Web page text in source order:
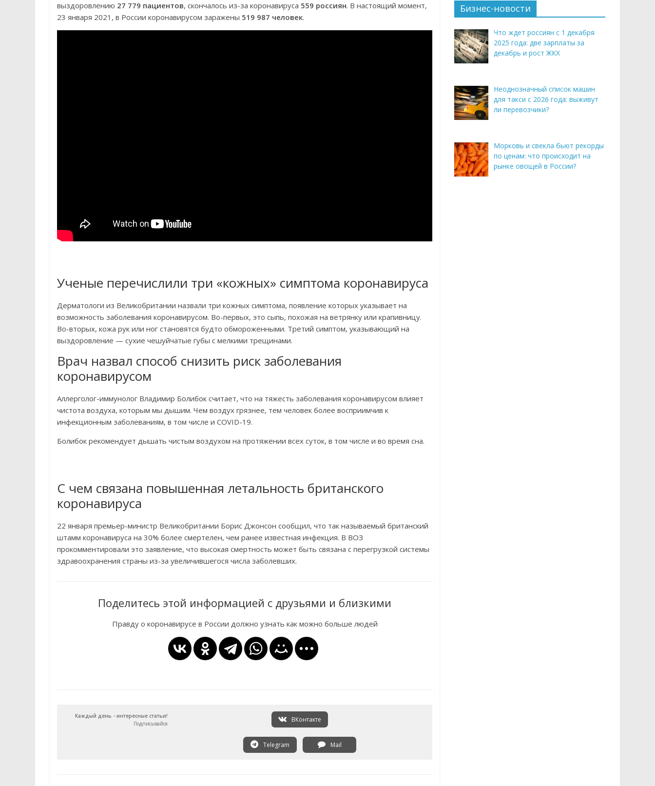
выздоровлению 27 779 пациентов, скончалось из-за коронавируса 559 россиян. В настоящий момент,
23 января 2021, в России коронавирусом заражены 519 987 человек.
Ученые перечислили три «кожных» симптома коронавируса
Дерматологи из Великобритании назвали три кожных симптома, появление которых указывает на
возможность заболевания коронавирусом. Во-первых, это сыпь, похожая на ветрянку или крапивницу.
Во-вторых, кожа рук или ног становятся будто обмороженными. Третий симптом, указывающий на
выздоровление — сухие чешуйчатые губы с мелкими трещинами.
Врач назвал способ снизить риск заболевания
коронавирусом
Аллерголог-иммунолог Владимир Болибок считает, что на тяжесть заболевания коронавирусом влияет
чистота воздуха, которым мы дышим. Чем воздух грязнее, тем человек более восприимчив к
инфекционным заболеваниям, в том числе и COVID-19.
Болибок рекомендует дышать чистым воздухом на протяжении всех суток, в том числе и во время сна.
С чем связана повышенная летальность британского
коронавируса
22 января премьер-министр Великобритании Борис Джонсон сообщил, что так называемый британский
штамм коронавируса на 30% более смертелен, чем ранее известная инфекция. В ВОЗ
прокомментировали это заявление, что высокая смертность может быть связана с перегрузкой системы
здравоохранения страны из-за увеличившегося числа заболевших.
Поделитесь этой информацией с друзьями и близкими
Правду о коронавирусе в России должно узнать как можно больше людей
Каждый день - интересные статьи!
Подписывайся
ВКонтакте
Telegram Mail
Бизнес-новости
Что ждет россиян с 1 декабря
2025 года: две зарплаты за
декабрь и рост ЖКХ
Неоднозначный список машин
для такси с 2026 года: выживут
ли перевозчики?
Морковь и свекла бьют рекорды
по ценам: что происходит на
рынке овощей в России?